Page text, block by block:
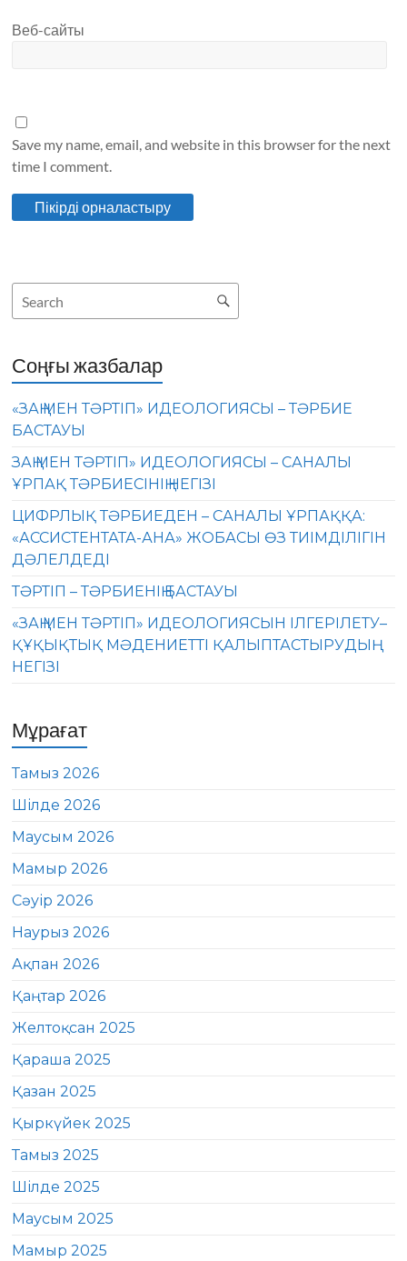
Веб-сайты
Save my name, email, and website in this browser for the next
time I comment.
Соңғы жазбалар
«ЗАҢ МЕН ТӘРТІП» ИДЕОЛОГИЯСЫ – ТӘРБИЕ
БАСТАУЫ
ЗАҢ МЕН ТӘРТІП» ИДЕОЛОГИЯСЫ – САНАЛЫ
ҰРПАҚ ТӘРБИЕСІНІҢ НЕГІЗІ
ЦИФРЛЫҚ ТӘРБИЕДЕН – САНАЛЫ ҰРПАҚҚА:
«АССИСТЕНТАТА-АНА» ЖОБАСЫ ӨЗ ТИІМДІЛІГІН
ДӘЛЕЛДЕДІ
ТӘРТІП – ТӘРБИЕНІҢ БАСТАУЫ
«ЗАҢ МЕН ТӘРТІП» ИДЕОЛОГИЯСЫН ІЛГЕРІЛЕТУ–
ҚҰҚЫҚТЫҚ МӘДЕНИЕТТІ ҚАЛЫПТАСТЫРУДЫҢ
НЕГІЗІ
Мұрағат
Тамыз 2026
Шілде 2026
Маусым 2026
Мамыр 2026
Сәуір 2026
Наурыз 2026
Ақпан 2026
Қаңтар 2026
Желтоқсан 2025
Қараша 2025
Қазан 2025
Қыркүйек 2025
Тамыз 2025
Шілде 2025
Маусым 2025
Мамыр 2025